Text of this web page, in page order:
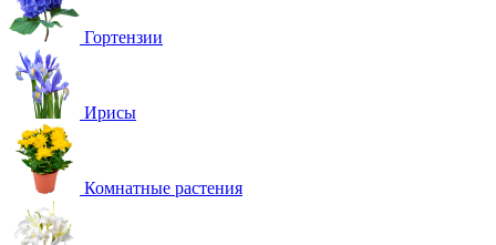
Гортензии
Ирисы
Комнатные растения